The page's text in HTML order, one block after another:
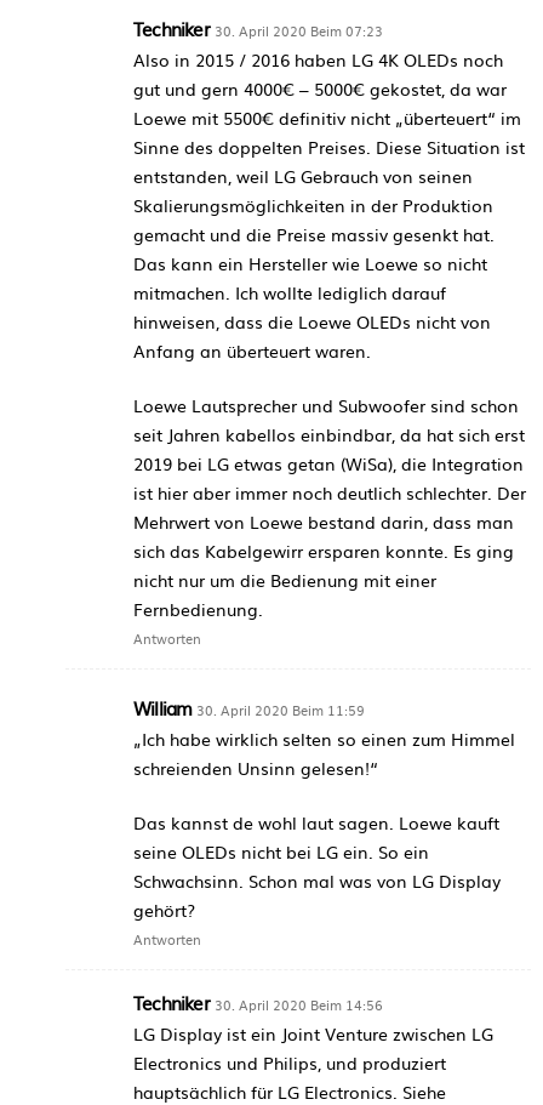
Techniker 30. April 2020 Beim 07:23
Also in 2015 / 2016 haben LG 4K OLEDs noch
gut und gern 4000€ – 5000€ gekostet, da war
Loewe mit 5500€ definitiv nicht „überteuert“ im
Sinne des doppelten Preises. Diese Situation ist
entstanden, weil LG Gebrauch von seinen
Skalierungsmöglichkeiten in der Produktion
gemacht und die Preise massiv gesenkt hat.
Das kann ein Hersteller wie Loewe so nicht
mitmachen. Ich wollte lediglich darauf
hinweisen, dass die Loewe OLEDs nicht von
Anfang an überteuert waren.
Loewe Lautsprecher und Subwoofer sind schon
seit Jahren kabellos einbindbar, da hat sich erst
2019 bei LG etwas getan (WiSa), die Integration
ist hier aber immer noch deutlich schlechter. Der
Mehrwert von Loewe bestand darin, dass man
sich das Kabelgewirr ersparen konnte. Es ging
nicht nur um die Bedienung mit einer
Fernbedienung.
Antworten
William 30. April 2020 Beim 11:59
„Ich habe wirklich selten so einen zum Himmel
schreienden Unsinn gelesen!“
Das kannst de wohl laut sagen. Loewe kauft
seine OLEDs nicht bei LG ein. So ein
Schwachsinn. Schon mal was von LG Display
gehört?
Antworten
Techniker 30. April 2020 Beim 14:56
LG Display ist ein Joint Venture zwischen LG
Electronics und Philips, und produziert
hauptsächlich für LG Electronics. Siehe